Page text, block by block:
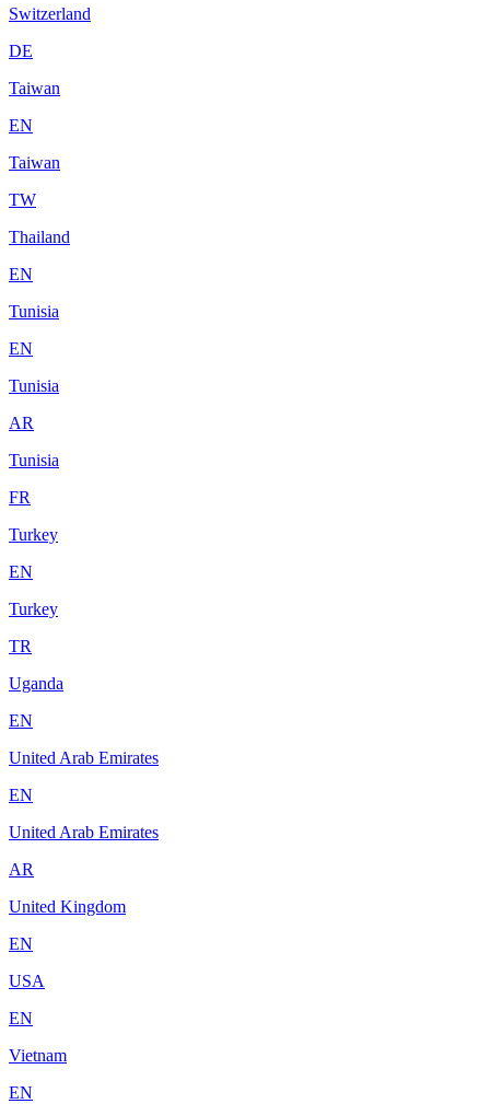
Switzerland
DE
Taiwan
EN
Taiwan
TW
Thailand
EN
Tunisia
EN
Tunisia
AR
Tunisia
FR
Turkey
EN
Turkey
TR
Uganda
EN
United Arab Emirates
EN
United Arab Emirates
AR
United Kingdom
EN
USA
EN
Vietnam
EN